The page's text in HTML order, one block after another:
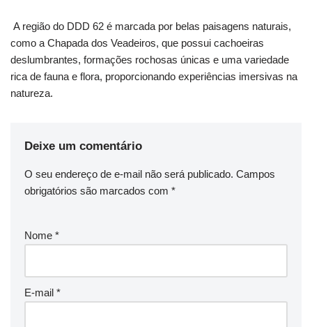
A região do DDD 62 é marcada por belas paisagens naturais,
como a Chapada dos Veadeiros, que possui cachoeiras
deslumbrantes, formações rochosas únicas e uma variedade
rica de fauna e flora, proporcionando experiências imersivas na
natureza.
Deixe um comentário
O seu endereço de e-mail não será publicado. Campos
obrigatórios são marcados com *
Nome *
E-mail *